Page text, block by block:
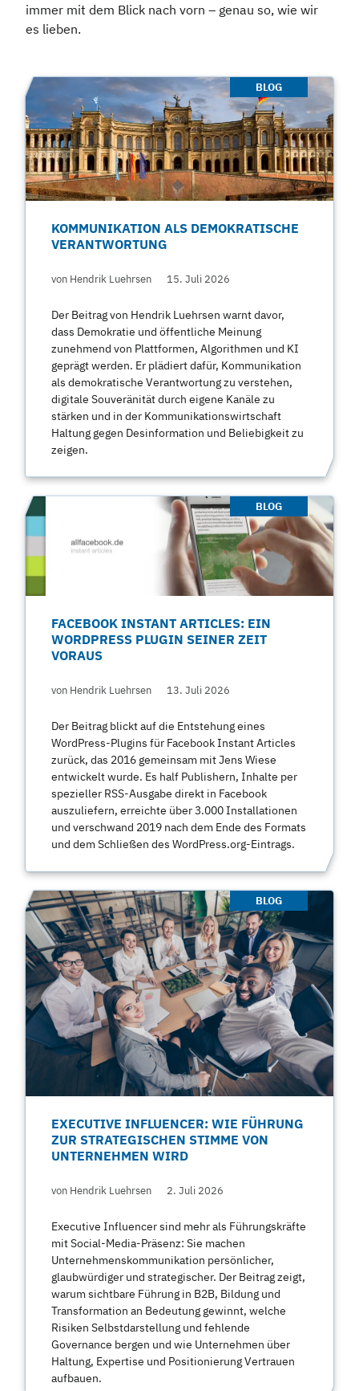
immer mit dem Blick nach vorn – genau so, wie wir
es lieben.
BLOG
KOMMUNIKATION ALS DEMOKRATISCHE
VERANTWORTUNG
von Hendrik Luehrsen 15. Juli 2026
Der Beitrag von Hendrik Luehrsen warnt davor,
dass Demokratie und öffentliche Meinung
zunehmend von Plattformen, Algorithmen und KI
geprägt werden. Er plädiert dafür, Kommunikation
als demokratische Verantwortung zu verstehen,
digitale Souveränität durch eigene Kanäle zu
stärken und in der Kommunikationswirtschaft
Haltung gegen Desinformation und Beliebigkeit zu
zeigen.
BLOG
FACEBOOK INSTANT ARTICLES: EIN
WORDPRESS PLUGIN SEINER ZEIT
VORAUS
von Hendrik Luehrsen 13. Juli 2026
Der Beitrag blickt auf die Entstehung eines
WordPress-Plugins für Facebook Instant Articles
zurück, das 2016 gemeinsam mit Jens Wiese
entwickelt wurde. Es half Publishern, Inhalte per
spezieller RSS-Ausgabe direkt in Facebook
auszuliefern, erreichte über 3.000 Installationen
und verschwand 2019 nach dem Ende des Formats
und dem Schließen des WordPress.org-Eintrags.
BLOG
EXECUTIVE INFLUENCER: WIE FÜHRUNG
ZUR STRATEGISCHEN STIMME VON
UNTERNEHMEN WIRD
von Hendrik Luehrsen 2. Juli 2026
Executive Influencer sind mehr als Führungskräfte
mit Social-Media-Präsenz: Sie machen
Unternehmenskommunikation persönlicher,
glaubwürdiger und strategischer. Der Beitrag zeigt,
warum sichtbare Führung in B2B, Bildung und
Transformation an Bedeutung gewinnt, welche
Risiken Selbstdarstellung und fehlende
Governance bergen und wie Unternehmen über
Haltung, Expertise und Positionierung Vertrauen
aufbauen.